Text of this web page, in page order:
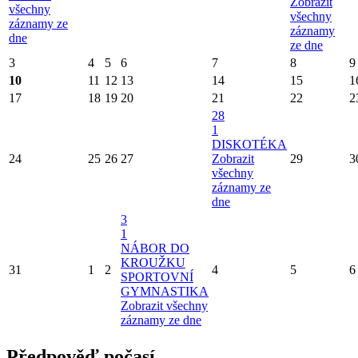
všechny
záznamy ze
dne
všechny
záznamy
ze dne
3 4 5 6 7 8
9
10
11 12 13 14 15
17
18 19 20 21 22
24 25 26 27
28
1
DISKOTÉKA
Zobrazit
všechny
záznamy ze
dne
29
31 1 2
3
1
NÁBOR DO
KROUŽKU
SPORTOVNÍ
GYMNASTIKA
Zobrazit všechny
záznamy ze dne
4 5 6